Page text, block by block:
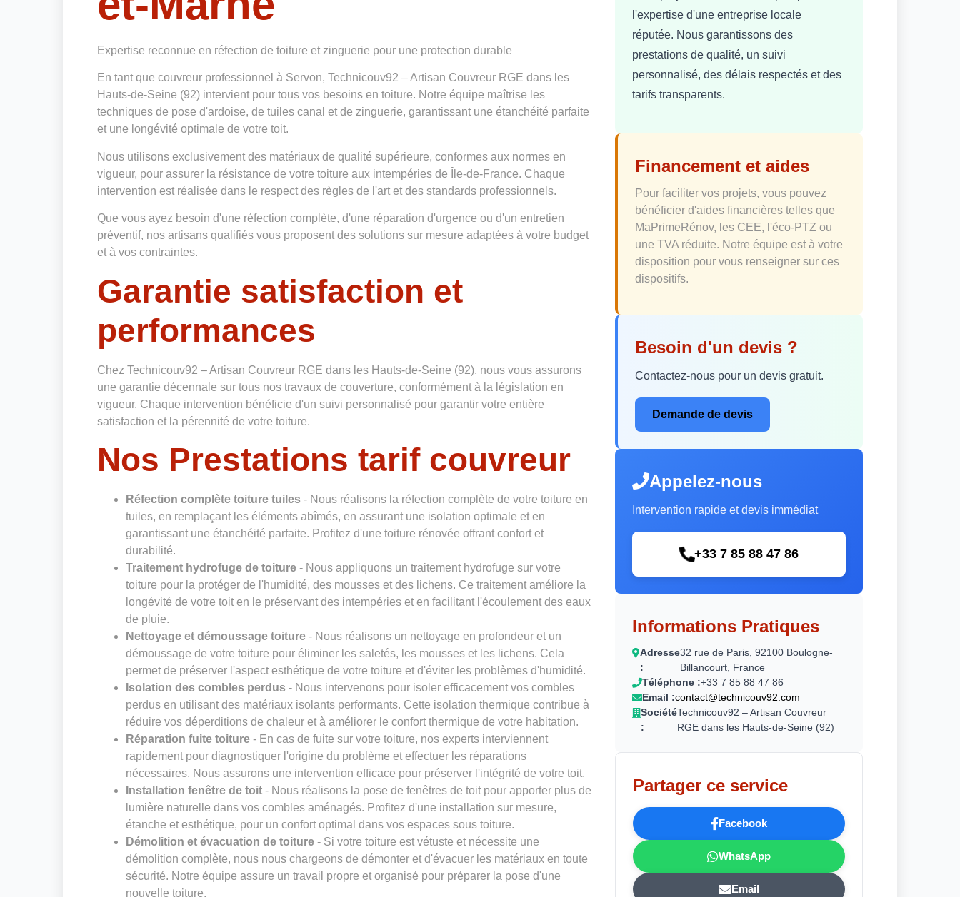
Expertise reconnue en réfection de toiture et zinguerie pour une protection durable
En tant que couvreur professionnel à Servon, Technicouv92 – Artisan Couvreur RGE dans les
Hauts-de-Seine (92) intervient pour tous vos besoins en toiture. Notre équipe maîtrise les
techniques de pose d'ardoise, de tuiles canal et de zinguerie, garantissant une étanchéité parfaite
et une longévité optimale de votre toit.
Nous utilisons exclusivement des matériaux de qualité supérieure, conformes aux normes en
vigueur, pour assurer la résistance de votre toiture aux intempéries de Île-de-France. Chaque
intervention est réalisée dans le respect des règles de l'art et des standards professionnels.
Que vous ayez besoin d'une réfection complète, d'une réparation d'urgence ou d'un entretien
préventif, nos artisans qualifiés vous proposent des solutions sur mesure adaptées à votre budget
et à vos contraintes.
Garantie satisfaction et
performances
Chez Technicouv92 – Artisan Couvreur RGE dans les Hauts-de-Seine (92), nous vous assurons
une garantie décennale sur tous nos travaux de couverture, conformément à la législation en
vigueur. Chaque intervention bénéficie d'un suivi personnalisé pour garantir votre entière
satisfaction et la pérennité de votre toiture.
Nos Prestations tarif couvreur
Réfection complète toiture tuiles - Nous réalisons la réfection complète de votre toiture en
tuiles, en remplaçant les éléments abîmés, en assurant une isolation optimale et en
garantissant une étanchéité parfaite. Profitez d'une toiture rénovée offrant confort et
durabilité.
Traitement hydrofuge de toiture - Nous appliquons un traitement hydrofuge sur votre
toiture pour la protéger de l'humidité, des mousses et des lichens. Ce traitement améliore la
longévité de votre toit en le préservant des intempéries et en facilitant l'écoulement des eaux
de pluie.
Nettoyage et démoussage toiture - Nous réalisons un nettoyage en profondeur et un
démoussage de votre toiture pour éliminer les saletés, les mousses et les lichens. Cela
permet de préserver l'aspect esthétique de votre toiture et d'éviter les problèmes d'humidité.
Isolation des combles perdus - Nous intervenons pour isoler efficacement vos combles
perdus en utilisant des matériaux isolants performants. Cette isolation thermique contribue à
réduire vos déperditions de chaleur et à améliorer le confort thermique de votre habitation.
Réparation fuite toiture - En cas de fuite sur votre toiture, nos experts interviennent
rapidement pour diagnostiquer l'origine du problème et effectuer les réparations
nécessaires. Nous assurons une intervention efficace pour préserver l'intégrité de votre toit.
Installation fenêtre de toit - Nous réalisons la pose de fenêtres de toit pour apporter plus de
lumière naturelle dans vos combles aménagés. Profitez d'une installation sur mesure,
étanche et esthétique, pour un confort optimal dans vos espaces sous toiture.
Démolition et évacuation de toiture - Si votre toiture est vétuste et nécessite une
démolition complète, nous nous chargeons de démonter et d'évacuer les matériaux en toute
sécurité. Notre équipe assure un travail propre et organisé pour préparer la pose d'une
nouvelle toiture.
l'expertise d'une entreprise locale
réputée. Nous garantissons des
prestations de qualité, un suivi
personnalisé, des délais respectés et des
tarifs transparents.
Financement et aides
Pour faciliter vos projets, vous pouvez
bénéficier d'aides financières telles que
MaPrimeRénov, les CEE, l'éco-PTZ ou
une TVA réduite. Notre équipe est à votre
disposition pour vous renseigner sur ces
dispositifs.
Besoin d'un devis ?
Contactez-nous pour un devis gratuit.
Demande de devis
Appelez-nous
Intervention rapide et devis immédiat
+33 7 85 88 47 86
Informations Pratiques
Adresse
:
32 rue de Paris, 92100 Boulogne-
Billancourt, France
Téléphone :+33 7 85 88 47 86
Email :contact@technicouv92.com
Société
:
Technicouv92 – Artisan Couvreur
RGE dans les Hauts-de-Seine (92)
Partager ce service
Facebook
WhatsApp
Email